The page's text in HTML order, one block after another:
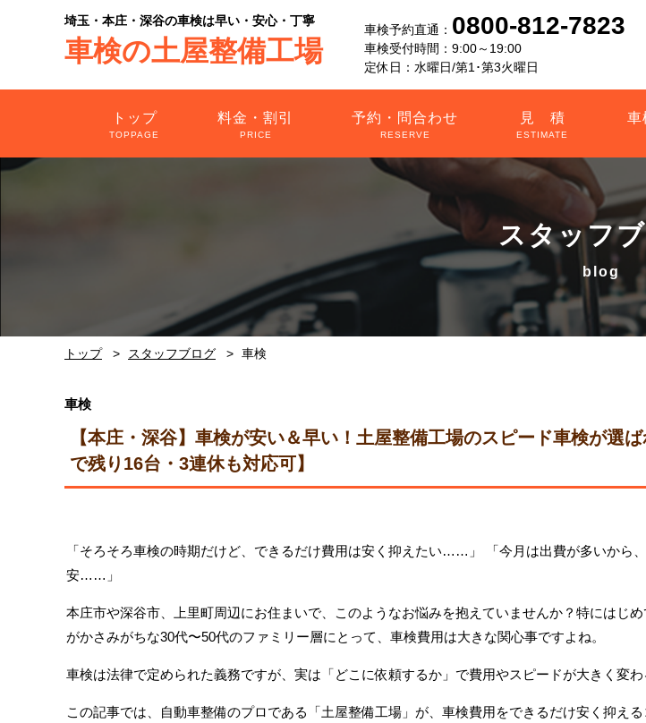
埼玉・本庄・深谷の車検は早い・安心・丁寧
車検の土屋整備工場
車検予約直通： 0800-812-7823
車検受付時間：9:00～19:00
定休日：水曜日/第1･第3火曜日
トップ
TOPPAGE
料金・割引
PRICE
予約・問合わせ
RESERVE
見 積
ESTIMATE
車
スタッフ
トップ スタッフブログ 車検
車検
【本庄・深谷】車検が安い＆早い！土屋整備工場のスピード車検が選
で残り16台・3連休も対応可】
「そろそろ車検の時期だけど、できるだけ費用は安く抑えたい……」 「今月は出費が多いから
安……」
本庄市や深谷市、上里町周辺にお住まいで、このようなお悩みを抱えていませんか？特にはじ
がかさみがちな30代〜50代のファミリー層にとって、車検費用は大きな関心事ですよね。
車検は法律で定められた義務ですが、実は「どこに依頼するか」で費用やスピードが大きく変わ
この記事では、自動車整備のプロである「土屋整備工場」が、車検費用をできるだけ安く抑え